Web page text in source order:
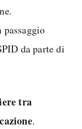
da parte di
tra
.